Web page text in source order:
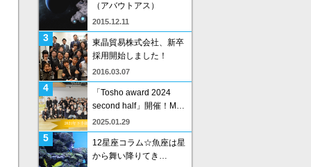
（アバウトアス）
2015.12.11
3
東晶貿易株式会社、新卒
採用開始しました！
2016.03.07
4
「Tosho award 2024
second half」開催！M…
2025.01.29
5
12星座コラム☆魚座は星
から舞い降りてき…